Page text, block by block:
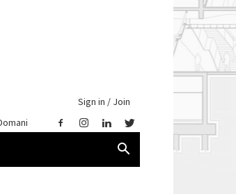
Sign in / Join